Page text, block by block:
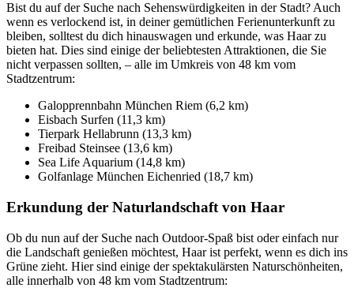
Bist du auf der Suche nach Sehenswürdigkeiten in der Stadt? Auch
wenn es verlockend ist, in deiner gemütlichen Ferienunterkunft zu
bleiben, solltest du dich hinauswagen und erkunde, was Haar zu
bieten hat. Dies sind einige der beliebtesten Attraktionen, die Sie
nicht verpassen sollten, – alle im Umkreis von 48 km vom
Stadtzentrum:
Galopprennbahn München Riem (6,2 km)
Eisbach Surfen (11,3 km)
Tierpark Hellabrunn (13,3 km)
Freibad Steinsee (13,6 km)
Sea Life Aquarium (14,8 km)
Golfanlage München Eichenried (18,7 km)
Erkundung der Naturlandschaft von Haar
Ob du nun auf der Suche nach Outdoor-Spaß bist oder einfach nur
die Landschaft genießen möchtest, Haar ist perfekt, wenn es dich ins
Grüne zieht. Hier sind einige der spektakulärsten Naturschönheiten,
alle innerhalb von 48 km vom Stadtzentrum: